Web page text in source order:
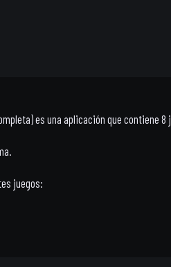
es una aplicación que contiene 8
juegos: